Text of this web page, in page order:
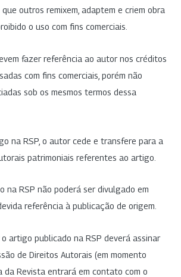
outros remixem, adaptem e criem obra
o uso com fins comerciais.
fazer referência ao autor nos créditos
com fins comerciais, porém não
sob os mesmos termos dessa
na RSP, o autor cede e transfere para a
patrimoniais referentes ao artigo.
na RSP não poderá ser divulgado em
referência à publicação de origem.
artigo publicado na RSP deverá assinar
de Direitos Autorais (em momento
da Revista entrará em contato com o